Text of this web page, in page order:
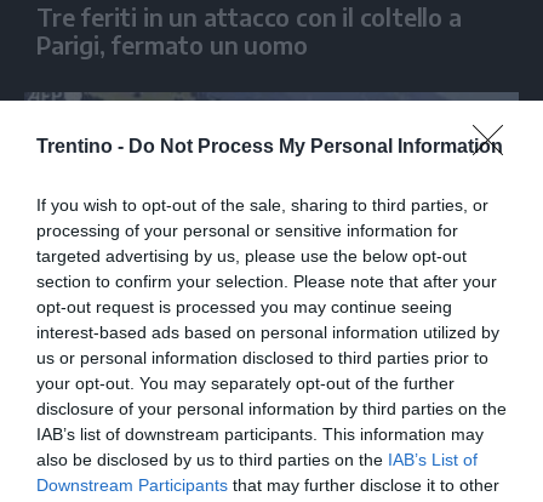
Trentino - Do Not Process My Personal Information
If you wish to opt-out of the sale, sharing to third parties, or
processing of your personal or sensitive information for
targeted advertising by us, please use the below opt-out
section to confirm your selection. Please note that after your
opt-out request is processed you may continue seeing
interest-based ads based on personal information utilized by
us or personal information disclosed to third parties prior to
your opt-out. You may separately opt-out of the further
disclosure of your personal information by third parties on the
IAB’s list of downstream participants. This information may
also be disclosed by us to third parties on the IAB’s List of
Downstream Participants that may further disclose it to other
Tre feriti in un attacco con il coltello a
Parigi, fermato un uomo
MONDO
La creatività dei bambini sulle Alpi
svizzere, il progetto dell'artista Saype